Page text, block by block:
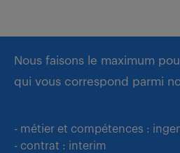
Nous faisons le maximum
qui vous correspond parmi
- métier et compétences :
- contrat : interim